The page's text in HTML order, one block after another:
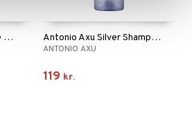
TRESemmé 24h Volume Shampoo Antonio Axu Silver Shampoo Cool Purple
ANTONIO AXU
119 kr.